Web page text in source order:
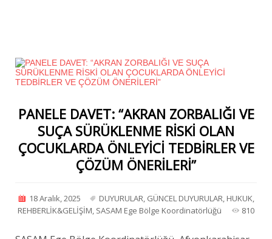
PANELE DAVET: “AKRAN ZORBALIĞI VE
SUÇA SÜRÜKLENME RİSKİ OLAN
ÇOCUKLARDA ÖNLEYİCİ TEDBİRLER VE
ÇÖZÜM ÖNERİLERİ”
18 Aralık, 2025 DUYURULAR GÜNCEL DUYURULAR HUKUK
REHBERLİK&GELİŞİM SASAM Ege Bölge Koordinatörlüğü 810